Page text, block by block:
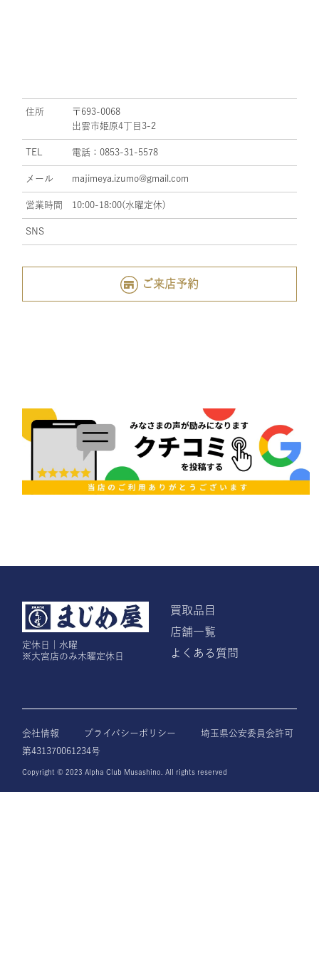
住所
〒693-0068
出雲市姫原4丁目3-2
TEL 電話：0853-31-5578
メール majimeya.izumo@gmail.com
営業時間 10:00-18:00(水曜定休)
SNS
ご来店予約
定休日｜水曜
※大宮店のみ木曜定休日
買取品目
店舗一覧
よくある質問
会社情報 プライバシーポリシー
埼玉県公安委員会許可
第431370061234号
Copyright © 2023 Alpha Club Musashino. All rights reserved